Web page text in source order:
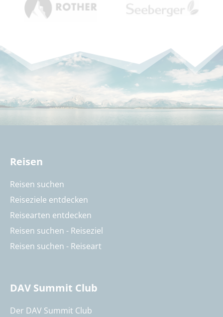
Reisen
Reisen suchen
Reiseziele entdecken
Reisearten entdecken
Reisen suchen - Reiseziel
Reisen suchen - Reiseart
DAV Summit Club
Der DAV Summit Club